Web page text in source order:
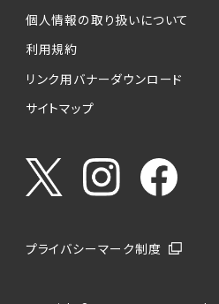
個人情報の取り扱いについて
利用規約
リンク用バナーダウンロード
サイトマップ
プライバシーマーク制度